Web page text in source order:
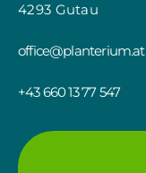
4293 Gutau
office@planterium.at
+43 660 13 77 547